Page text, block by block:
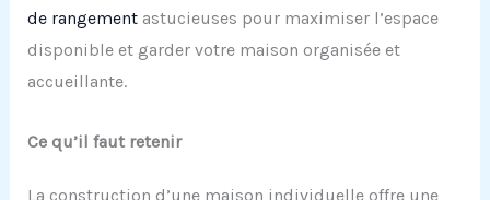
de rangementastucieuses pour maximiser l’espace
disponible et garder votre maison organisée et
accueillante.
Ce qu’il faut retenir
La construction d’une maison individuelle offre une